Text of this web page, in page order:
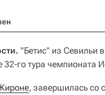
"Бетис" из Севильи
го тура чемпионата
, завершилась со